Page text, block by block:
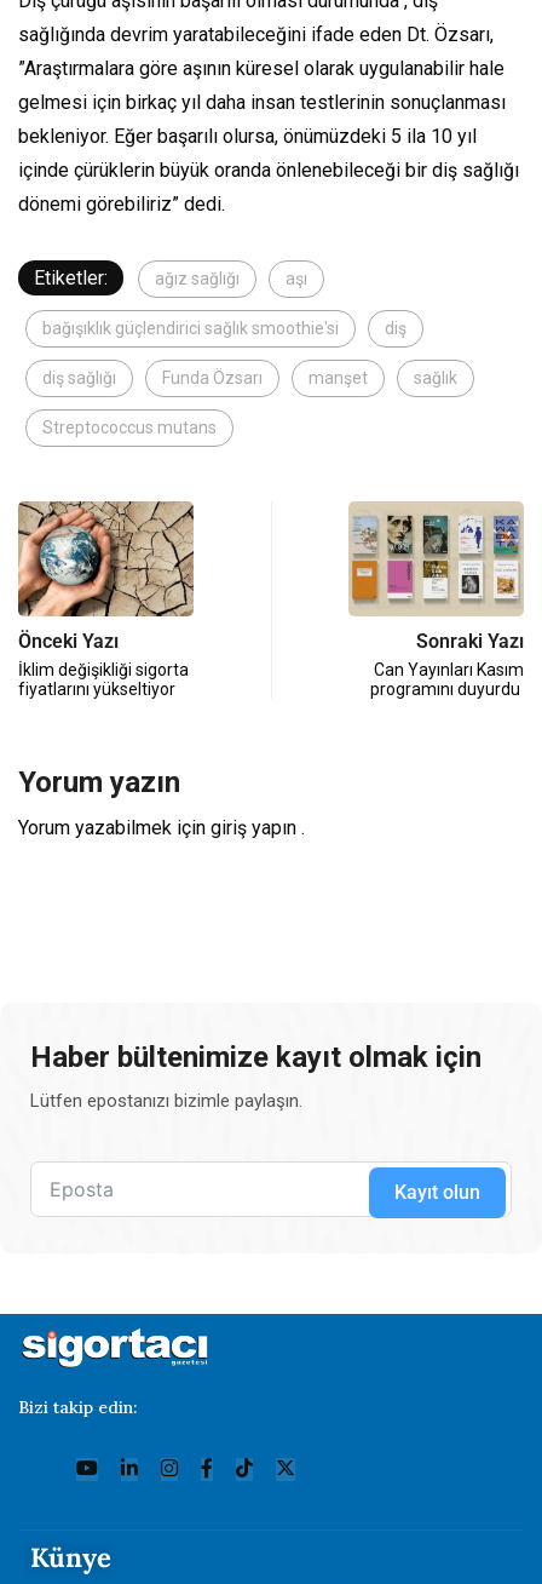
sağlığında devrim yaratabileceğini ifade eden Dt. Özsarı,
”Araştırmalara göre aşının küresel olarak uygulanabilir hale
gelmesi için birkaç yıl daha insan testlerinin sonuçlanması
bekleniyor. Eğer başarılı olursa, önümüzdeki 5 ila 10 yıl
içinde çürüklerin büyük oranda önlenebileceği bir diş sağlığı
dönemi görebiliriz” dedi.
Etiketler: ağız sağlığı aşı
bağışıklık güçlendirici sağlık smoothie'si diş
diş sağlığı Funda Özsarı manşet sağlık
Streptococcus mutans
Önceki Yazı
İklim değişikliği sigorta
fiyatlarını yükseltiyor
Sonraki Yazı
Can Yayınları Kasım
programını duyurdu
Yorum yazın
Yorum yazabilmek için giriş yapın .
Haber bültenimize kayıt olmak için
Lütfen epostanızı bizimle paylaşın.
Kayıt olun
Bizi takip edin:
Künye